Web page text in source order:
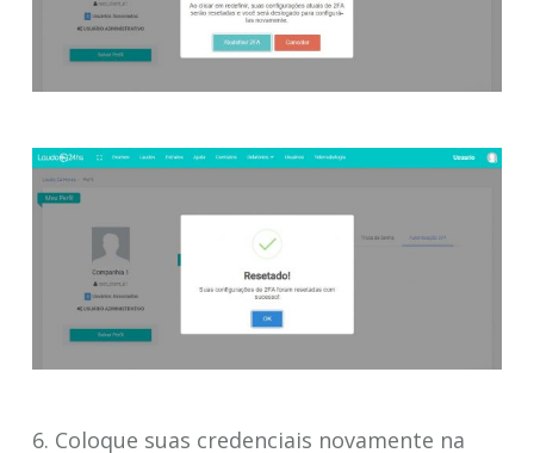
6. Coloque suas credenciais novamente na